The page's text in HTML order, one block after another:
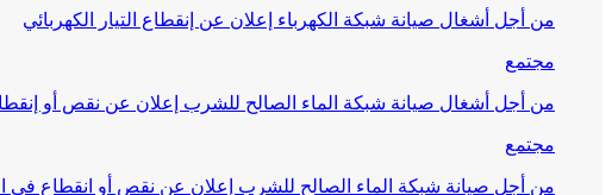
من أجل أشغال صيانة شبكة الكهرباء إعلان عن إنقطاع التيار الكهربائي
مجتمع
من أجل أشغال صيانة شبكة الماء الصالح للشرب إعلان عن نقص أو
مجتمع
من أجل صيانة شبكة الماء الصالح للشرب إعلان عن نقص أو انقطاع في